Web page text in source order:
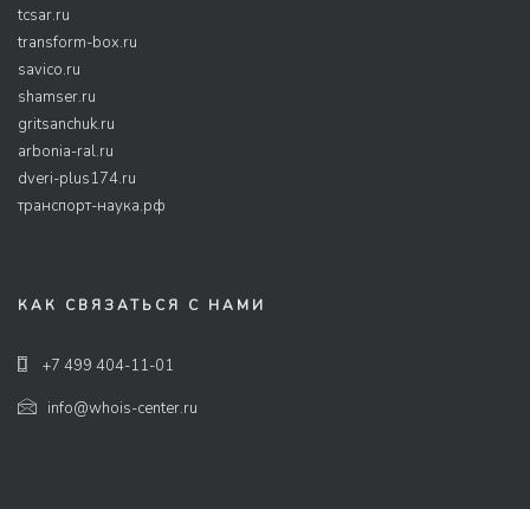
tcsar.ru
transform-box.ru
savico.ru
shamser.ru
gritsanchuk.ru
arbonia-ral.ru
dveri-plus174.ru
транспорт-наука.рф
КАК СВЯЗАТЬСЯ С НАМИ
+7 499 404-11-01
info@whois-center.ru